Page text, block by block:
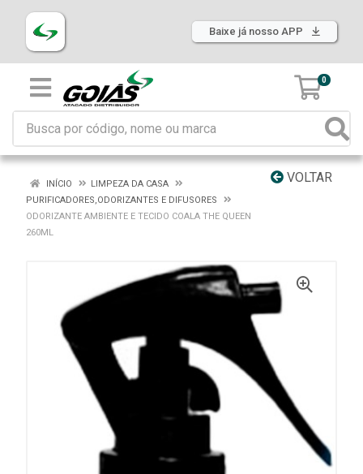
Baixe já nosso APP
0
VOLTAR
INÍCIO
LIMPEZA DA CASA
PURIFICADORES,ODORIZANTES E DIFUSORES
ODORIZANTE AMBIENTE E TECIDO COALA THE QUEEN
260ML